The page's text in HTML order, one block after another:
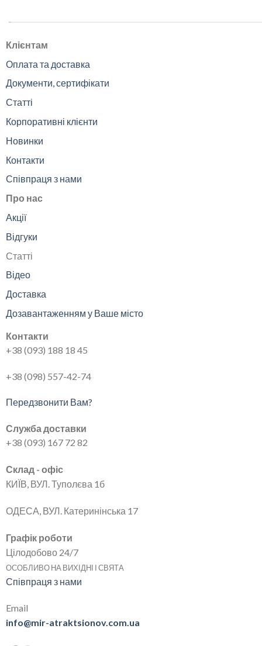
Клієнтам
Оплата та доставка
Документи, сертифікати
Статті
Корпоративні клієнти
Новинки
Контакти
Співпраця з нами
Про нас
Акції
Відгуки
Статті
Відео
Доставка
Дозавантаженням у Ваше місто
Контакти
+38 (093) 188 18 45
+38 (098) 557-42-74
Передзвонити Вам?
Служба доставки
+38 (093) 167 72 82
Склад - офіс
КИЇВ, ВУЛ. Туполєва 1б
ОДЕСА, ВУЛ. Катеринінська 17
Графік роботи
Цілодобово 24/7
ОСОБЛИВО НА ВИХІДНІ І СВЯТА
Співпраця з нами
Email
info@mir-atraktsionov.com.ua